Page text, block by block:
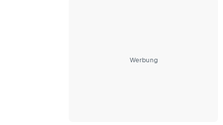
Werbung